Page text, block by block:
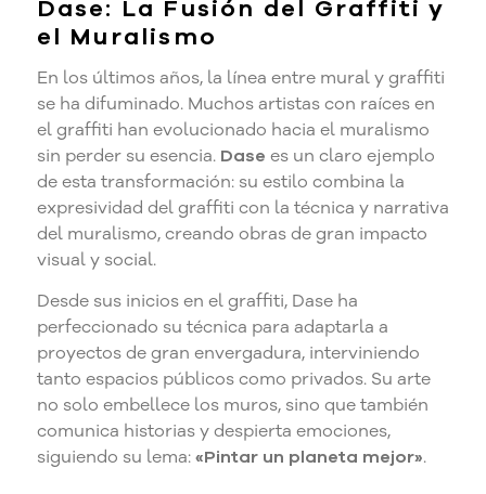
Dase: La Fusión del Graffiti y
el Muralismo
En los últimos años, la línea entre mural y graffiti
se ha difuminado. Muchos artistas con raíces en
el graffiti han evolucionado hacia el muralismo
sin perder su esencia. Dase es un claro ejemplo
de esta transformación: su estilo combina la
expresividad del graffiti con la técnica y narrativa
del muralismo, creando obras de gran impacto
visual y social.
Desde sus inicios en el graffiti, Dase ha
perfeccionado su técnica para adaptarla a
proyectos de gran envergadura, interviniendo
tanto espacios públicos como privados. Su arte
no solo embellece los muros, sino que también
comunica historias y despierta emociones,
siguiendo su lema:«Pintar un planeta mejor».